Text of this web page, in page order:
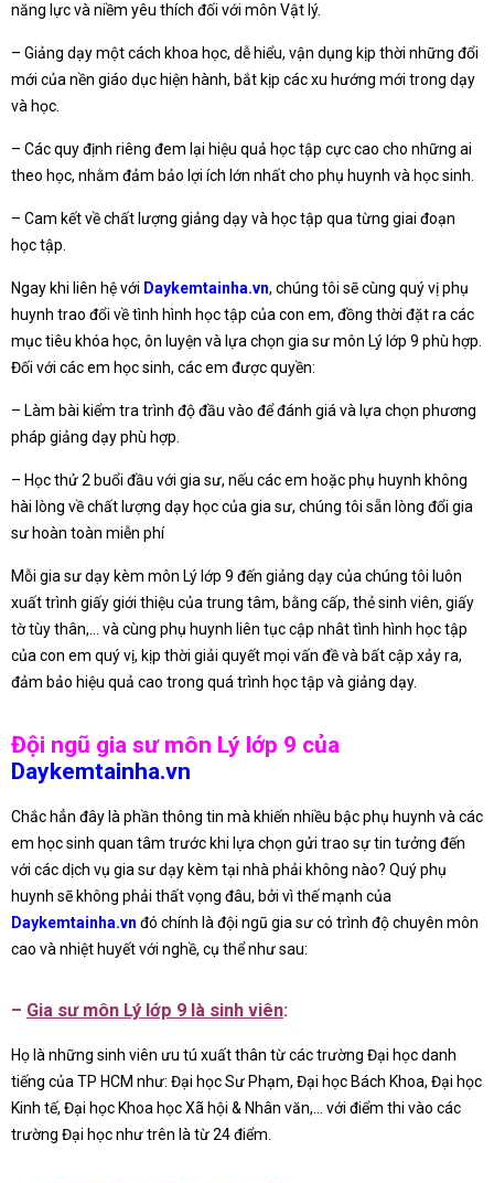
năng lực và niềm yêu thích đối với môn Vật lý.
– Giảng dạy một cách khoa học, dễ hiểu, vận dụng kịp thời những đổi
mới của nền giáo dục hiện hành, bắt kịp các xu hướng mới trong dạy
và học.
– Các quy định riêng đem lại hiệu quả học tập cực cao cho những ai
theo học, nhằm đảm bảo lợi ích lớn nhất cho phụ huynh và học sinh.
– Cam kết về chất lượng giảng dạy và học tập qua từng giai đoạn
học tập.
Ngay khi liên hệ với Daykemtainha.vn, chúng tôi sẽ cùng quý vị phụ
huynh trao đổi về tình hình học tập của con em, đồng thời đặt ra các
mục tiêu khóa học, ôn luyện và lựa chọn gia sư môn Lý lớp 9 phù hợp.
Đối với các em học sinh, các em được quyền:
– Làm bài kiểm tra trình độ đầu vào để đánh giá và lựa chọn phương
pháp giảng dạy phù hợp.
– Học thử 2 buổi đầu với gia sư, nếu các em hoặc phụ huynh không
hài lòng về chất lượng dạy học của gia sư, chúng tôi sẵn lòng đổi gia
sư hoàn toàn miễn phí
Mỗi gia sư dạy kèm môn Lý lớp 9 đến giảng dạy của chúng tôi luôn
xuất trình giấy giới thiệu của trung tâm, bằng cấp, thẻ sinh viên, giấy
tờ tùy thân,… và cùng phụ huynh liên tục cập nhât tình hình học tập
của con em quý vị, kịp thời giải quyết mọi vấn đề và bất cập xảy ra,
đảm bảo hiệu quả cao trong quá trình học tập và giảng dạy.
Đội ngũ gia sư môn Lý lớp 9 của
Daykemtainha.vn
Chắc hẳn đây là phần thông tin mà khiến nhiều bậc phụ huynh và các
em học sinh quan tâm trước khi lựa chọn gửi trao sự tin tưởng đến
với các dịch vụ gia sư dạy kèm tại nhà phải không nào? Quý phụ
huynh sẽ không phải thất vọng đâu, bởi vì thế mạnh của
Daykemtainha.vn đó chính là đội ngũ gia sư có trình độ chuyên môn
cao và nhiệt huyết với nghề, cụ thể như sau:
– Gia sư môn Lý lớp 9 là sinh viên:
Họ là những sinh viên ưu tú xuất thân từ các trường Đại học danh
tiếng của TP HCM như: Đại học Sư Phạm, Đại học Bách Khoa, Đại học
Kinh tế, Đại học Khoa học Xã hội & Nhân văn,… với điểm thi vào các
trường Đại học như trên là từ 24 điểm.